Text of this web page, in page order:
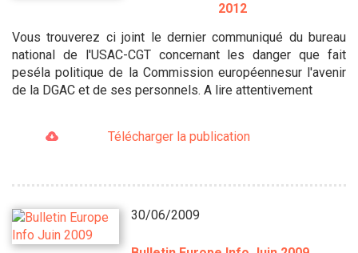
2012
Vous trouverez ci joint le dernier communiqué du bureau
national de l'USAC-CGT concernant les danger que fait
peséla politique de la Commission européennesur l'avenir
de la DGAC et de ses personnels. A lire attentivement
Télécharger la publication
30/06/2009